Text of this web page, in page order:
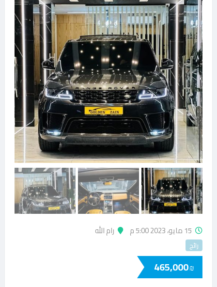
15 مايو، 2023 5:00 م رام الله
رائج
465,000₪